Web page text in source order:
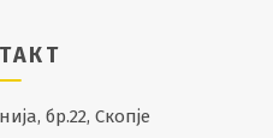
бр.22, Скопје